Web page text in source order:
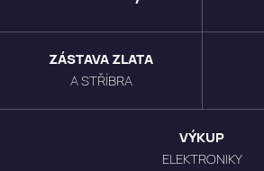
ZÁSTAVA ZLATA
A STŘÍBRA
VÝKUP
ELEKTRONIKY